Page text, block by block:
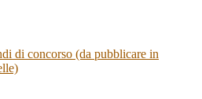
di concorso (da pubblicare in